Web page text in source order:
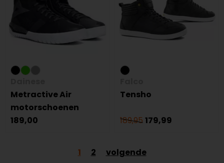
Metractive Air
motorschoenen
189,00
Tensho
189,95 179,99
1 2 volgende